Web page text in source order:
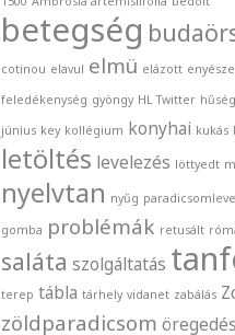
betegség
cotinou elavul elmü elázott
feledékenység gyöngy HL Twitter
június key kollégium konyhai kukás
letöltés levelezés löttyedt
nyelvtan nyűg
gomba problémák retusált
saláta szolgáltatás
terep tábla tárhely vidanet zabálás
zöldparadicsom öregedés